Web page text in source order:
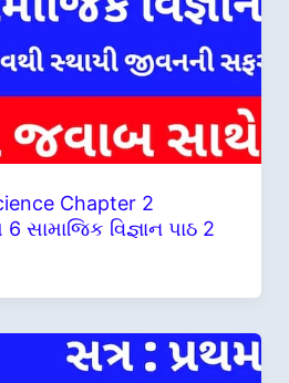
Chapter 2
સામાજિક વિજ્ઞાન પાઠ 2